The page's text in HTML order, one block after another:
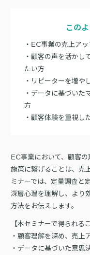
KARTE Signals
広告の投資対効果を可
KARTE
社内外のデータを統合
KARTE Offers
良質な顧客体験とメデ
収益化
機能
Core
バッチ解析
KARTE AI
活用インタビュー
「うちの子に合う学びはど
「どうせ使いこなせない」
顧客比率二桁増と自走文化
KARTEデータ活用
本セミナーでは、KARTEに
析の始め方を実践的に解説
ンまでを自走するための「
詳細を見る
AIネイティブヘッドレスCMS
KARTEプロダクト概
KARTEの機能やお客様の声
アプリ内でのCX向上、サイ
ダウンロードする
サポート・カスタマーサクセ
認定資格制度
サポートサイト
Developer Portal
よくある質問
運用支援
パートナープログラム
プロフェッショナルサービ
この
・EC事業の売上ア
・顧客の声を活かし
たい方
・リピーターを増や
・データに基づいた
方
・顧客体験を重視し
EC事業において、顧客
施策に繋げることは、売
ミナーでは、定量調査と
深層心理を理解し、より
方法をお伝えします。
【本セミナーで得られるこ
・顧客理解を深め、売上
・データに基づいた意思